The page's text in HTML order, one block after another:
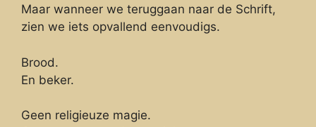
Maar wanneer we teruggaan naar de Schrift,
zien we iets opvallend eenvoudigs.
Brood.
En beker.
Geen religieuze magie.